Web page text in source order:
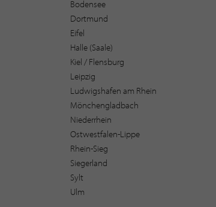
Bodensee
Dortmund
Eifel
Halle (Saale)
Kiel / Flensburg
Leipzig
Ludwigshafen am Rhein
Mönchengladbach
Niederrhein
Ostwestfalen-Lippe
Rhein-Sieg
Siegerland
Sylt
Ulm